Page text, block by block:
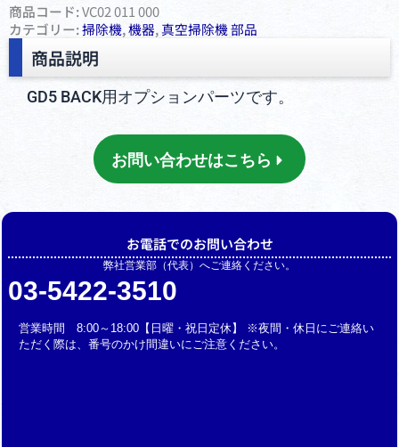
商品コード:VC02 011 000
カテゴリー:掃除機,機器,真空掃除機 部品
商品説明
GD5 BACK用オプションパーツです。
お問い合わせはこちら
お電話でのお問い合わせ
弊社営業部（代表）へご連絡ください。
03-5422-3510
営業時間 8:00～18:00【日曜・祝日定休】 ※夜間・休日にご連絡い
ただく際は、番号のかけ間違いにご注意ください。